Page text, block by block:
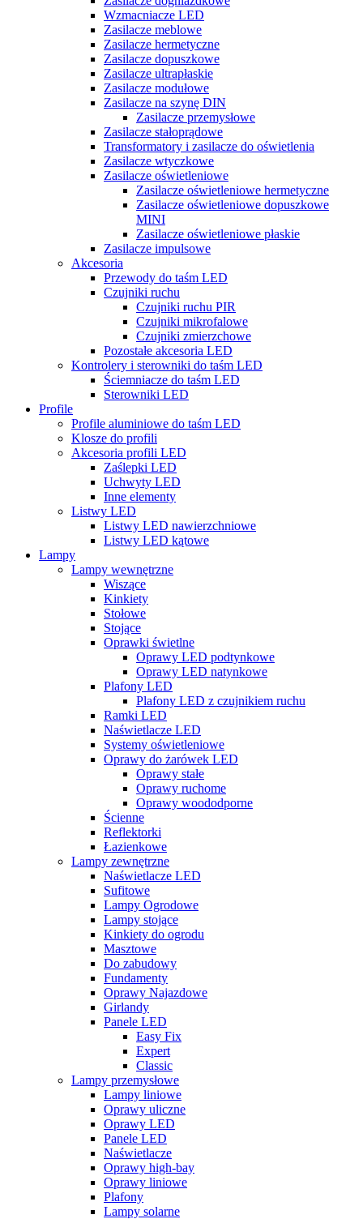
Wzmacniacze LED
Zasilacze meblowe
Zasilacze hermetyczne
Zasilacze dopuszkowe
Zasilacze ultrapłaskie
Zasilacze modułowe
Zasilacze na szynę DIN
Zasilacze przemysłowe
Zasilacze stałoprądowe
Transformatory i zasilacze do oświetlenia
Zasilacze wtyczkowe
Zasilacze oświetleniowe
Zasilacze oświetleniowe hermetyczne
Zasilacze oświetleniowe dopuszkowe
MINI
Zasilacze oświetleniowe płaskie
Zasilacze impulsowe
Akcesoria
Przewody do taśm LED
Czujniki ruchu
Czujniki ruchu PIR
Czujniki mikrofalowe
Czujniki zmierzchowe
Pozostałe akcesoria LED
Kontrolery i sterowniki do taśm LED
Ściemniacze do taśm LED
Sterowniki LED
Profile
Profile aluminiowe do taśm LED
Klosze do profili
Akcesoria profili LED
Zaślepki LED
Uchwyty LED
Inne elementy
Listwy LED
Listwy LED nawierzchniowe
Listwy LED kątowe
Lampy
Lampy wewnętrzne
Wiszące
Kinkiety
Stołowe
Stojące
Oprawki świetlne
Oprawy LED podtynkowe
Oprawy LED natynkowe
Plafony LED
Plafony LED z czujnikiem ruchu
Ramki LED
Naświetlacze LED
Systemy oświetleniowe
Oprawy do żarówek LED
Oprawy stałe
Oprawy ruchome
Oprawy woododporne
Ścienne
Reflektorki
Łazienkowe
Lampy zewnętrzne
Naświetlacze LED
Sufitowe
Lampy Ogrodowe
Lampy stojące
Kinkiety do ogrodu
Masztowe
Do zabudowy
Fundamenty
Oprawy Najazdowe
Girlandy
Panele LED
Easy Fix
Expert
Classic
Lampy przemysłowe
Lampy liniowe
Oprawy uliczne
Oprawy LED
Panele LED
Naświetlacze
Oprawy high-bay
Oprawy liniowe
Plafony
Lampy solarne